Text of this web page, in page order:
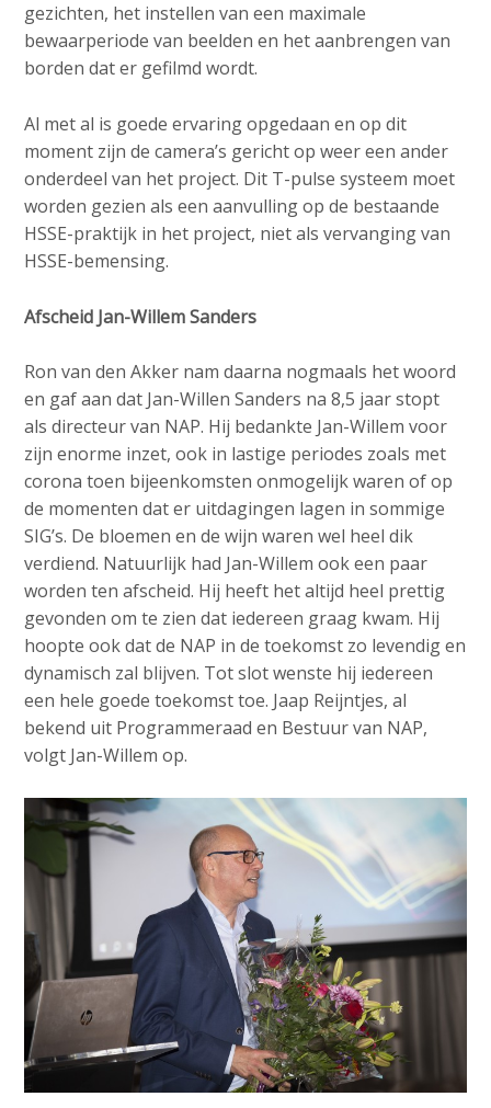
gezichten, het instellen van een maximale
bewaarperiode van beelden en het aanbrengen van
borden dat er gefilmd wordt.
Al met al is goede ervaring opgedaan en op dit
moment zijn de camera’s gericht op weer een ander
onderdeel van het project. Dit T-pulse systeem moet
worden gezien als een aanvulling op de bestaande
HSSE-praktijk in het project, niet als vervanging van
HSSE-bemensing.
Afscheid Jan-Willem Sanders
Ron van den Akker nam daarna nogmaals het woord
en gaf aan dat Jan-Willen Sanders na 8,5 jaar stopt
als directeur van NAP. Hij bedankte Jan-Willem voor
zijn enorme inzet, ook in lastige periodes zoals met
corona toen bijeenkomsten onmogelijk waren of op
de momenten dat er uitdagingen lagen in sommige
SIG’s. De bloemen en de wijn waren wel heel dik
verdiend. Natuurlijk had Jan-Willem ook een paar
worden ten afscheid. Hij heeft het altijd heel prettig
gevonden om te zien dat iedereen graag kwam. Hij
hoopte ook dat de NAP in de toekomst zo levendig en
dynamisch zal blijven. Tot slot wenste hij iedereen
een hele goede toekomst toe. Jaap Reijntjes, al
bekend uit Programmeraad en Bestuur van NAP,
volgt Jan-Willem op.